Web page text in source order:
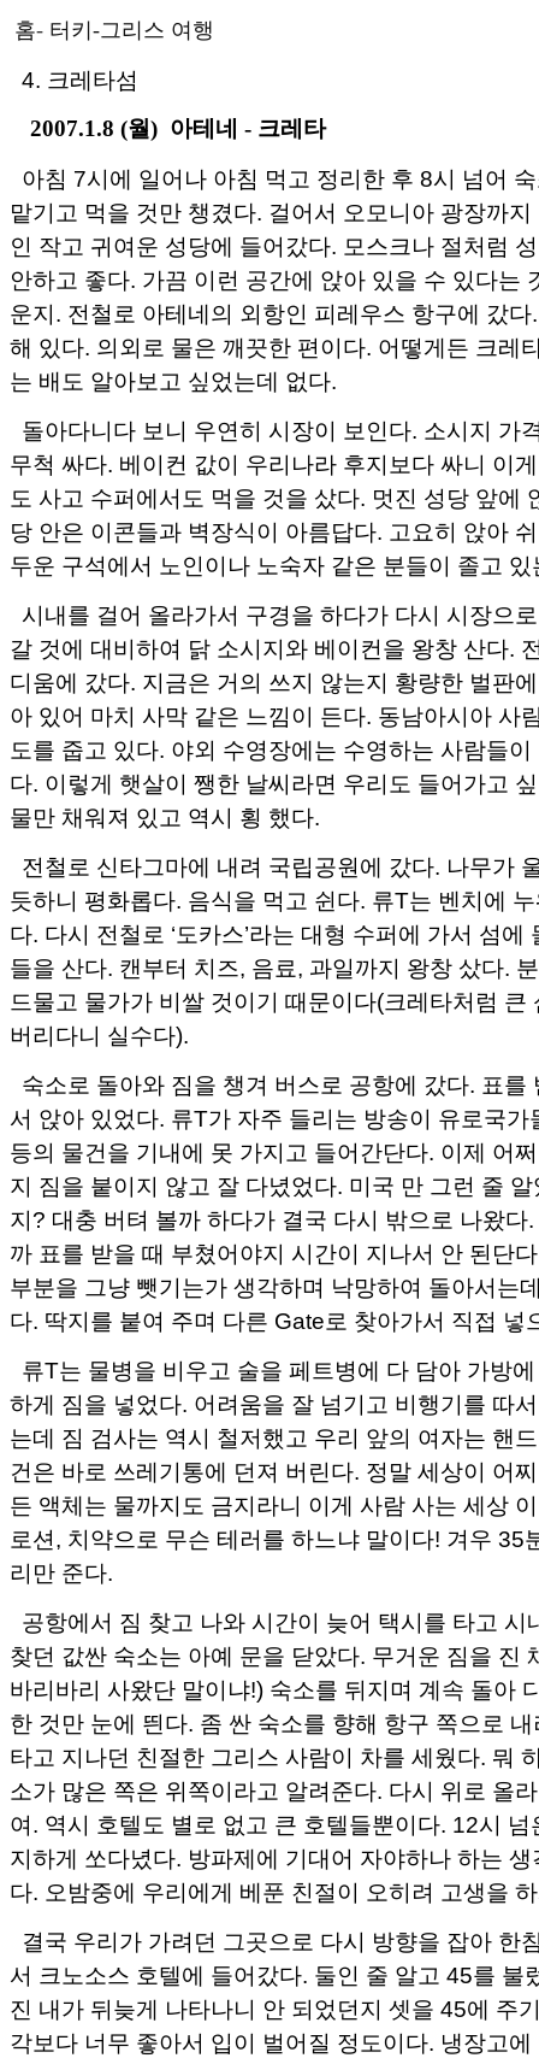
홈- 터키-그리스 여행
4. 크레타섬
2007.1.8 (월) 아테네 - 크레타
아침 7시에 일어나 아침 먹고 정리한 후 8시 넘어
맡기고 먹을 것만 챙겼다. 걸어서 오모니아 광장까
인 작고 귀여운 성당에 들어갔다. 모스크나 절처럼
안하고 좋다. 가끔 이런 공간에 앉아 있을 수 있다는
운지. 전철로 아테네의 외항인 피레우스 항구에 갔
해 있다. 의외로 물은 깨끗한 편이다. 어떻게든 크레
는 배도 알아보고 싶었는데 없다.
돌아다니다 보니 우연히 시장이 보인다. 소시지 가
무척 싸다. 베이컨 값이 우리나라 후지보다 싸니 이
도 사고 수퍼에서도 먹을 것을 샀다. 멋진 성당 앞에
당 안은 이콘들과 벽장식이 아름답다. 고요히 앉아
두운 구석에서 노인이나 노숙자 같은 분들이 졸고
시내를 걸어 올라가서 구경을 하다가 다시 시장으
갈 것에 대비하여 닭 소시지와 베이컨을 왕창 산다.
디움에 갔다. 지금은 거의 쓰지 않는지 황량한 벌판
아 있어 마치 사막 같은 느낌이 든다. 동남아시아 사
도를 줍고 있다. 야외 수영장에는 수영하는 사람들
다. 이렇게 햇살이 쨍한 날씨라면 우리도 들어가고
물만 채워져 있고 역시 횡 했다.
전철로 신타그마에 내려 국립공원에 갔다. 나무가
듯하니 평화롭다. 음식을 먹고 쉰다. 류T는 벤치에
다. 다시 전철로 ‘도카스’라는 대형 수퍼에 가서 섬에
들을 산다. 캔부터 치즈, 음료, 과일까지 왕창 샀다.
드물고 물가가 비쌀 것이기 때문이다(크레타처럼 큰
버리다니 실수다).
숙소로 돌아와 짐을 챙겨 버스로 공항에 갔다. 표를
서 앉아 있었다. 류T가 자주 들리는 방송이 유로국가
등의 물건을 기내에 못 가지고 들어간단다. 이제 어
지 짐을 붙이지 않고 잘 다녔었다. 미국 만 그런 줄
지? 대충 버텨 볼까 하다가 결국 다시 밖으로 나왔다
까 표를 받을 때 부쳤어야지 시간이 지나서 안 된단
부분을 그냥 뺏기는가 생각하며 낙망하여 돌아서는
다. 딱지를 붙여 주며 다른 Gate로 찾아가서 직접 넣
류T는 물병을 비우고 술을 페트병에 다 담아 가방
하게 짐을 넣었다. 어려움을 잘 넘기고 비행기를 따
는데 짐 검사는 역시 철저했고 우리 앞의 여자는 핸
건은 바로 쓰레기통에 던져 버린다. 정말 세상이 어
든 액체는 물까지도 금지라니 이게 사람 사는 세상
로션, 치약으로 무슨 테러를 하느냐 말이다! 겨우 35
리만 준다.
공항에서 짐 찾고 나와 시간이 늦어 택시를 타고 시
찾던 값싼 숙소는 아예 문을 닫았다. 무거운 짐을 진
바리바리 사왔단 말이냐!) 숙소를 뒤지며 계속 돌아
한 것만 눈에 띈다. 좀 싼 숙소를 향해 항구 쪽으로
타고 지나던 친절한 그리스 사람이 차를 세웠다. 뭐
소가 많은 쪽은 위쪽이라고 알려준다. 다시 위로 올
여. 역시 호텔도 별로 없고 큰 호텔들뿐이다. 12시
지하게 쏘다녔다. 방파제에 기대어 자야하나 하는
다. 오밤중에 우리에게 베푼 친절이 오히려 고생을
결국 우리가 가려던 그곳으로 다시 방향을 잡아 한
서 크노소스 호텔에 들어갔다. 둘인 줄 알고 45를 불
진 내가 뒤늦게 나타나니 안 되었던지 셋을 45에 주
각보다 너무 좋아서 입이 벌어질 정도이다. 냉장고